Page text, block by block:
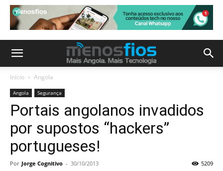
Início Angola
Angola Segurança
Portais angolanos invadidos
por supostos “hackers”
portugueses!
Por Jorge Cognitivo - 30/10/2013 5209